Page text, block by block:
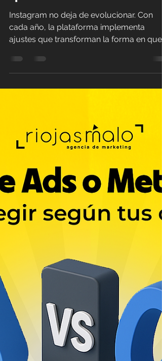
Lo último de Instagram
en 2025:
actualizaciones clave
ajustes que transforman la forma en que
creadores, marcas y...